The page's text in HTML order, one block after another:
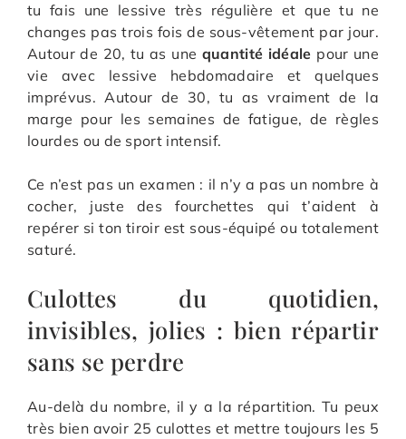
tu fais une lessive très régulière et que tu ne
changes pas trois fois de sous-vêtement par jour.
Autour de 20, tu as une quantité idéale pour une
vie avec lessive hebdomadaire et quelques
imprévus. Autour de 30, tu as vraiment de la
marge pour les semaines de fatigue, de règles
lourdes ou de sport intensif.
Ce n’est pas un examen : il n’y a pas un nombre à
cocher, juste des fourchettes qui t’aident à
repérer si ton tiroir est sous-équipé ou totalement
saturé.
Culottes du quotidien,
invisibles, jolies : bien répartir
sans se perdre
Au-delà du nombre, il y a la répartition. Tu peux
très bien avoir 25 culottes et mettre toujours les 5